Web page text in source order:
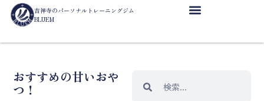
吉祥寺のパーソナルトレーニングジム
BLUEM
おすすめの甘いおや
つ！